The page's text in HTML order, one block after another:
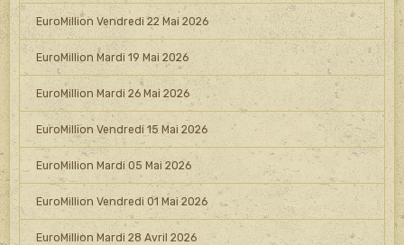
EuroMillion Vendredi 22 Mai 2026
EuroMillion Mardi 19 Mai 2026
EuroMillion Mardi 26 Mai 2026
EuroMillion Vendredi 15 Mai 2026
EuroMillion Mardi 05 Mai 2026
EuroMillion Vendredi 01 Mai 2026
EuroMillion Mardi 28 Avril 2026